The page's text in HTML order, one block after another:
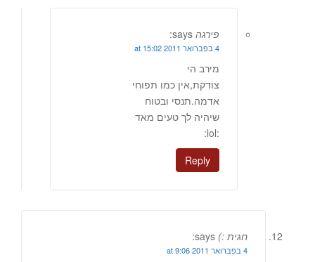
פירגה says:
4 בפברואר 2011 at 15:02
מירב הי
צודקת,אין כמו תפוחי
אדמה.תנסי ובטוח
שיהיה לך טעים מאד
:lol:
Reply
חגית :) says:
4 בפברואר 2011 at 9:06